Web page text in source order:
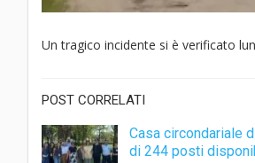
Un tragico incidente si è verificato
POST CORRELATI
Casa circondariale
di 244 posti